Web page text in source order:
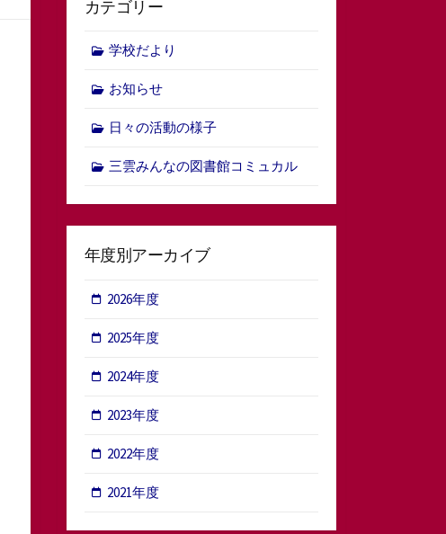
カテゴリー
学校だより
お知らせ
日々の活動の様子
三雲みんなの図書館コミュカル
年度別アーカイブ
2026年度
2025年度
2024年度
2023年度
2022年度
2021年度